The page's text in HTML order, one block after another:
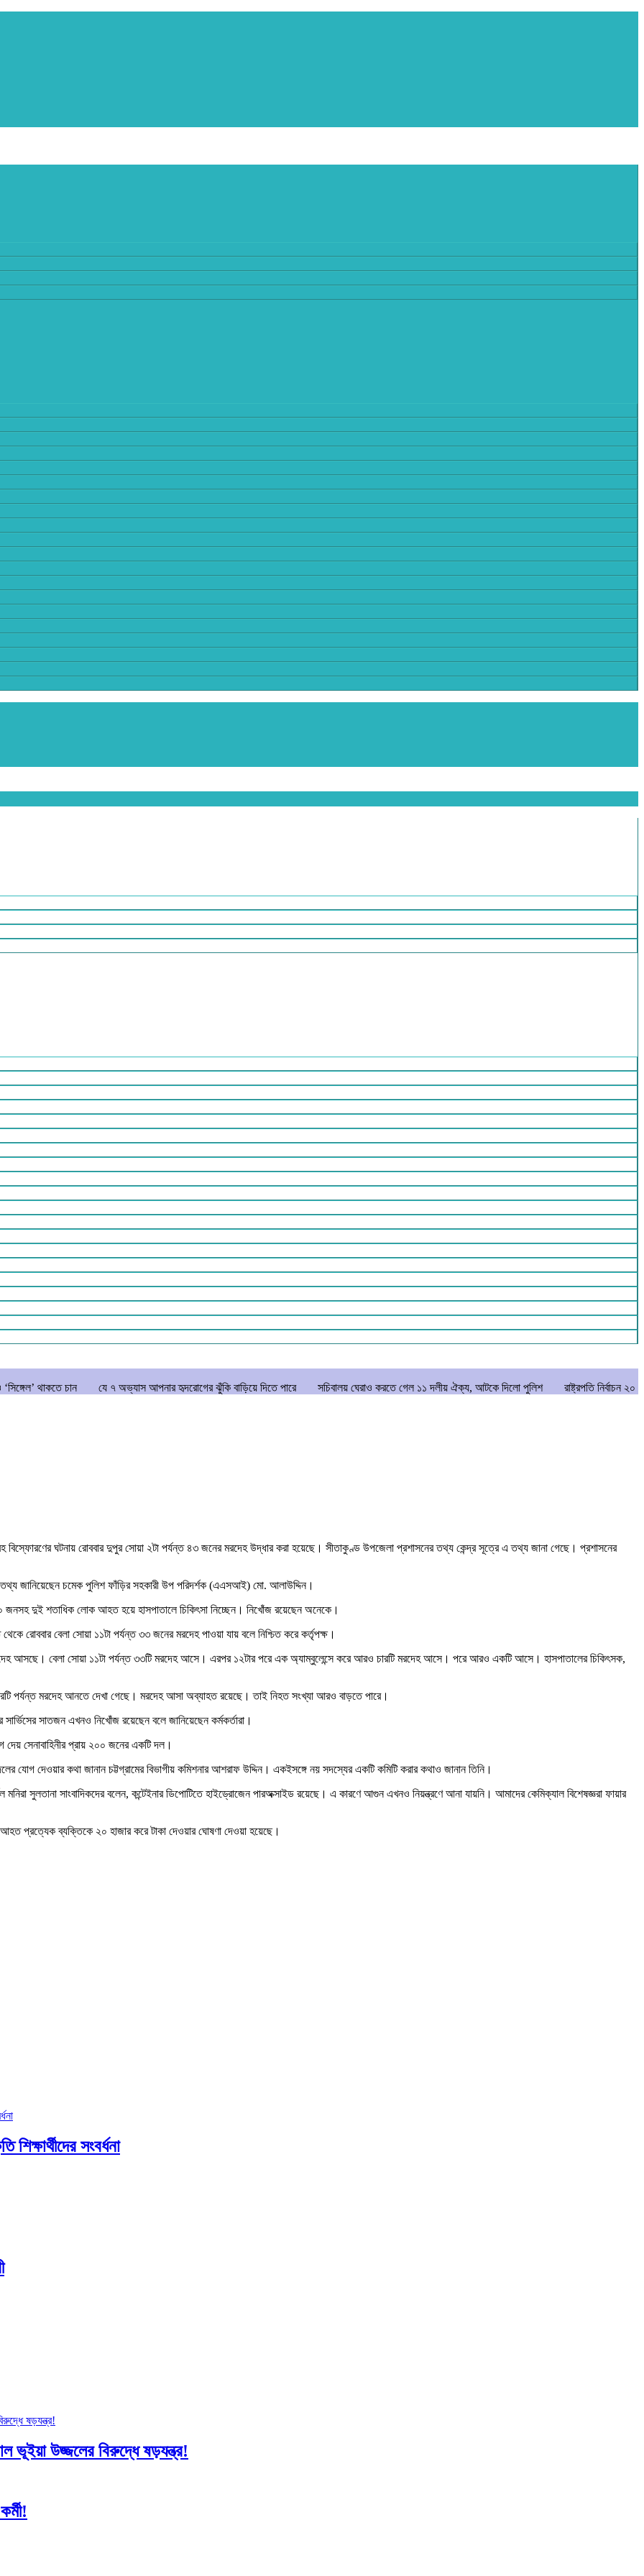
যে ৭ অভ্যাস আপনার হৃদরোগের ঝুঁকি বাড়িয়ে দিতে পারে সচিবালয় ঘেরাও করতে গেল ১১ দলীয় ঐক্য, আটকে দিলো পুলিশ রাষ্ট্রপতি নির্বাচন ২০ আগস্ট
বিস্ফোরণের ঘটনায় রোববার দুপুর সোয়া ২টা পর্যন্ত ৪৩ জনের মরদেহ উদ্ধার করা হয়েছে। সীতাকুণ্ড উপজেলা প্রশাসনের তথ্য কেন্দ্র সূত্রে এ তথ্য জানা গেছে। প্রশাসনের
জানিয়েছেন চমেক পুলিশ ফাঁড়ির সহকারী উপ পরিদর্শক (এএসআই) মো. আলাউদ্দিন।
জনসহ দুই শতাধিক লোক আহত হয়ে হাসপাতালে চিকিৎসা নিচ্ছেন। নিখোঁজ রয়েছেন অনেকে।
রোববার বেলা সোয়া ১১টা পর্যন্ত ৩৩ জনের মরদেহ পাওয়া যায় বলে নিশ্চিত করে কর্তৃপক্ষ।
আসছে। বেলা সোয়া ১১টা পর্যন্ত ৩৩টি মরদেহ আসে। এরপর ১২টার পরে এক অ্যাম্বুলেন্সে করে আরও চারটি মরদেহ আসে। পরে আরও একটি আসে। হাসপাতালের চিকিৎসক,
পর্যন্ত মরদেহ আনতে দেখা গেছে। মরদেহ আসা অব্যাহত রয়েছে। তাই নিহত সংখ্যা আরও বাড়তে পারে।
সাতজন এখনও নিখোঁজ রয়েছেন বলে জানিয়েছেন কর্মকর্তারা।
সেনাবাহিনীর প্রায় ২০০ জনের একটি দল।
যোগ দেওয়ার কথা জানান চট্টগ্রামের বিভাগীয় কমিশনার আশরাফ উদ্দিন। একইসঙ্গে নয় সদস্যের একটি কমিটি করার কথাও জানান তিনি।
মনিরা সুলতানা সাংবাদিকদের বলেন, কন্টেইনার ডিপোটিতে হাইড্রোজেন পারঅক্সাইড রয়েছে। এ কারণে আগুন এখনও নিয়ন্ত্রণে আনা যায়নি। আমাদের কেমিক্যাল বিশেষজ্ঞরা ফায়ার
প্রত্যেক ব্যক্তিকে ২০ হাজার করে টাকা দেওয়ার ঘোষণা দেওয়া হয়েছে।
সংবর্ধনা
ভূইয়া উজ্জলের বিরুদ্ধে ষড়যন্ত্র!